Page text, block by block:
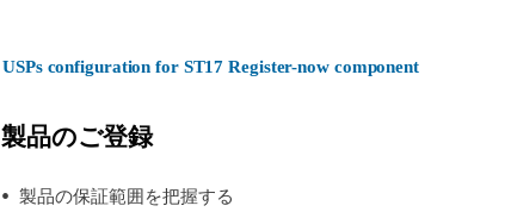
USPs configuration for ST17 Register-now component
製品のご登録
製品の保証範囲を把握する